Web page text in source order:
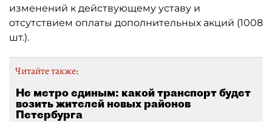
изменений к действующему уставу и
отсутствием оплаты дополнительных акций (1008
шт.).
Читайте также:
Не метро единым: какой транспорт будет
возить жителей новых районов
Петербурга